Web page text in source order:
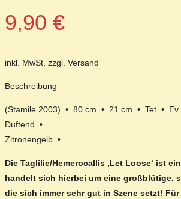
9,90 €
inkl. MwSt, zzgl. Versand
Beschreibung
(Stamile 2003) • 80 cm • 21 cm • Tet •
Duftend •
Zitronengelb •
Die Taglilie/Hemerocallis ‚Let Loose‘ ist
handelt sich hierbei um eine großblütige,
die sich immer sehr gut in Szene setzt!